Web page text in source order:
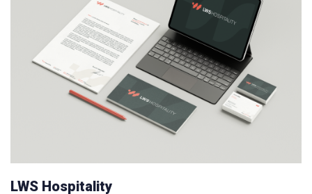
LWS Hospitality